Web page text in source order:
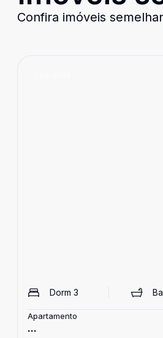
Confira imóveis
Dorm 3
Apartamento
...